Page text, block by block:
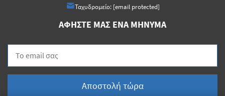
Ταχυδρομείο: [email protected]
ΑΦΉΣΤΕ ΜΑΣ ΈΝΑ ΜΉΝΥΜΑ
Αποστολή τώρα